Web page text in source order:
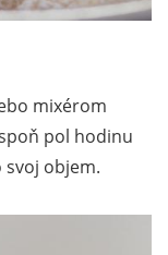
mixérom
pol hodinu
svoj objem.